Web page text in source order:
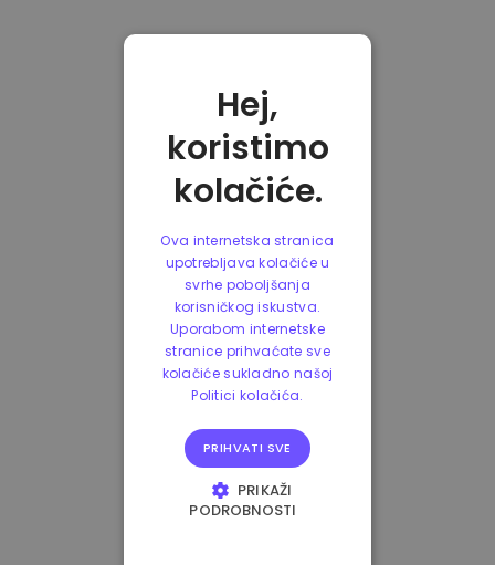
Hej,
koristimo
kolačiće.
Ova internetska stranica
upotrebljava kolačiće u
svrhe poboljšanja
korisničkog iskustva.
Uporabom internetske
stranice prihvaćate sve
kolačiće sukladno našoj
Politici kolačića.
PRIHVATI SVE
PRIKAŽI
PODROBNOSTI